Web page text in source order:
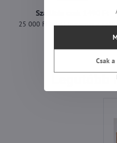
Szállítás csak 1490 Ft
25 000 Ft felett ingyenes a
Csak